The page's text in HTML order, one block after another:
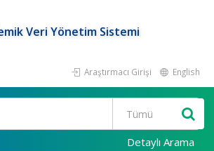
Veri Yönetim Sistemi
Araştırmacı Girişi English
Detaylı Arama